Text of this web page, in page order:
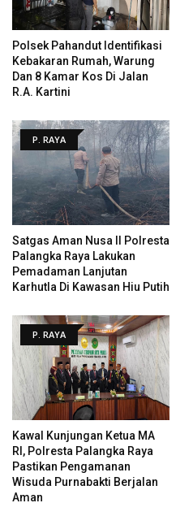
Polsek Pahandut Identifikasi
Kebakaran Rumah, Warung
Dan 8 Kamar Kos Di Jalan
R.A. Kartini
P. RAYA
Satgas Aman Nusa II Polresta
Palangka Raya Lakukan
Pemadaman Lanjutan
Karhutla Di Kawasan Hiu Putih
P. RAYA
Kawal Kunjungan Ketua MA
RI, Polresta Palangka Raya
Pastikan Pengamanan
Wisuda Purnabakti Berjalan
Aman